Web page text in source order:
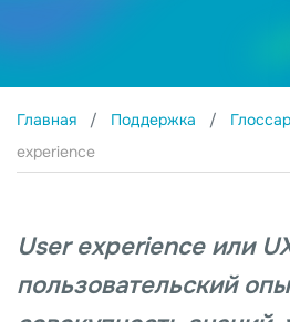
Главная Поддержка
experience
User experience или
пользовательский